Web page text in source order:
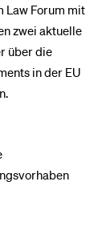
Law Forum mit
zwei aktuelle
über die
in der EU